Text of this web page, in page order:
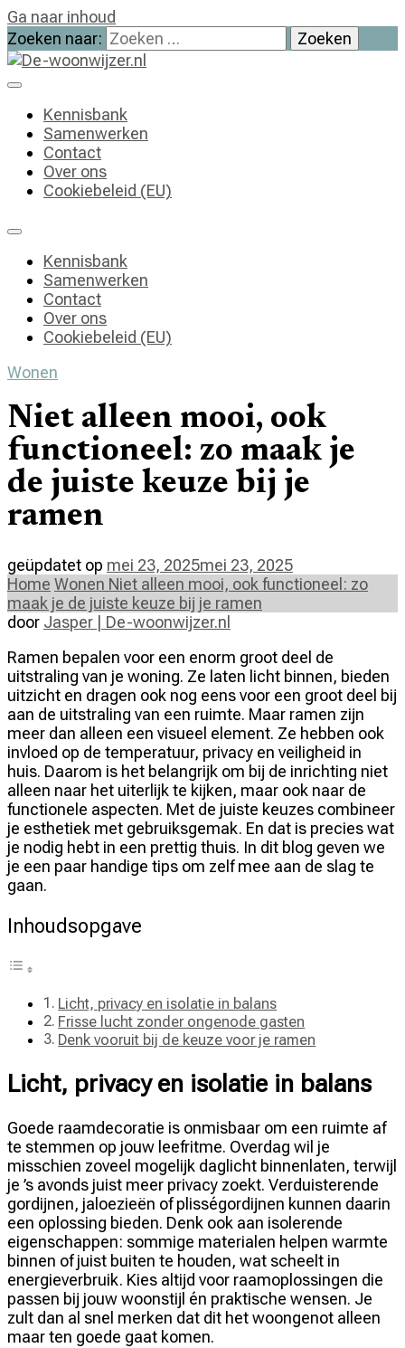
Ga naar inhoud
Zoeken naar:
Kennisbank
Samenwerken
Contact
Over ons
Cookiebeleid (EU)
Kennisbank
Samenwerken
Contact
Over ons
Cookiebeleid (EU)
Wonen
Niet alleen mooi, ook
functioneel: zo maak je
de juiste keuze bij je
ramen
geüpdatet op mei 23, 2025mei 23, 2025
Home Wonen Niet alleen mooi, ook functioneel: zo
maak je de juiste keuze bij je ramen
door Jasper | De-woonwijzer.nl
Ramen bepalen voor een enorm groot deel de
uitstraling van je woning. Ze laten licht binnen, bieden
uitzicht en dragen ook nog eens voor een groot deel bij
aan de uitstraling van een ruimte. Maar ramen zijn
meer dan alleen een visueel element. Ze hebben ook
invloed op de temperatuur, privacy en veiligheid in
huis. Daarom is het belangrijk om bij de inrichting niet
alleen naar het uiterlijk te kijken, maar ook naar de
functionele aspecten. Met de juiste keuzes combineer
je esthetiek met gebruiksgemak. En dat is precies wat
je nodig hebt in een prettig thuis. In dit blog geven we
je een paar handige tips om zelf mee aan de slag te
gaan.
Inhoudsopgave
Licht, privacy en isolatie in balans
Frisse lucht zonder ongenode gasten
Denk vooruit bij de keuze voor je ramen
Licht, privacy en isolatie in balans
Goede raamdecoratie is onmisbaar om een ruimte af
te stemmen op jouw leefritme. Overdag wil je
misschien zoveel mogelijk daglicht binnenlaten, terwijl
je ’s avonds juist meer privacy zoekt. Verduisterende
gordijnen, jaloezieën of plisségordijnen kunnen daarin
een oplossing bieden. Denk ook aan isolerende
eigenschappen: sommige materialen helpen warmte
binnen of juist buiten te houden, wat scheelt in
energieverbruik. Kies altijd voor raamoplossingen die
passen bij jouw woonstijl én praktische wensen. Je
zult dan al snel merken dat dit het woongenot alleen
maar ten goede gaat komen.